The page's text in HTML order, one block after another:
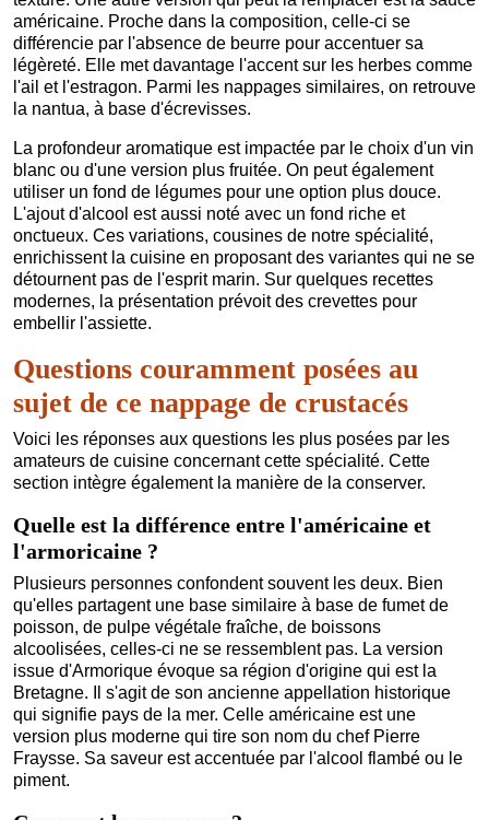
américaine. Proche dans la composition, celle-ci se
différencie par l'absence de beurre pour accentuer sa
légèreté. Elle met davantage l'accent sur les herbes comme
l'ail et l'estragon. Parmi les nappages similaires, on retrouve
la nantua, à base d'écrevisses.
La profondeur aromatique est impactée par le choix d'un vin
blanc ou d'une version plus fruitée. On peut également
utiliser un fond de légumes pour une option plus douce.
L'ajout d'alcool est aussi noté avec un fond riche et
onctueux. Ces variations, cousines de notre spécialité,
enrichissent la cuisine en proposant des variantes qui ne se
détournent pas de l'esprit marin. Sur quelques recettes
modernes, la présentation prévoit des crevettes pour
embellir l'assiette.
Questions couramment posées au
sujet de ce nappage de crustacés
Voici les réponses aux questions les plus posées par les
amateurs de cuisine concernant cette spécialité. Cette
section intègre également la manière de la conserver.
Quelle est la différence entre l'américaine et
l'armoricaine ?
Plusieurs personnes confondent souvent les deux. Bien
qu'elles partagent une base similaire à base de fumet de
poisson, de pulpe végétale fraîche, de boissons
alcoolisées, celles-ci ne se ressemblent pas. La version
issue d'Armorique évoque sa région d'origine qui est la
Bretagne. Il s'agit de son ancienne appellation historique
qui signifie pays de la mer. Celle américaine est une
version plus moderne qui tire son nom du chef Pierre
Fraysse. Sa saveur est accentuée par l'alcool flambé ou le
piment.